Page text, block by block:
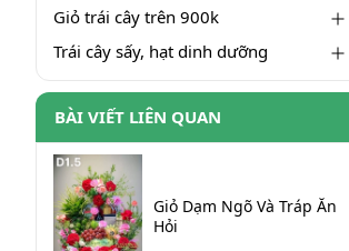
Giỏ trái cây trên 900k
Trái cây sấy, hạt dinh dưỡng
BÀI VIẾT LIÊN QUAN
Giỏ Dạm Ngõ Và Tráp Ăn
Hỏi